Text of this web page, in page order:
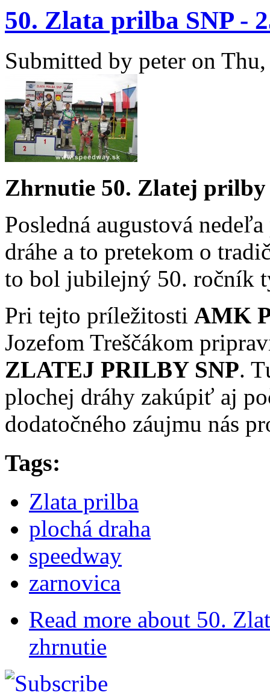
50. Zlata prilba SNP -
Submitted by peter on
Zhrnutie 50. Zlatej prilby
Posledná augustová
dráhe a to pretekom o
to bol jubilejný 50. ročník
Pri tejto príležitosti AMK
Jozefom Treščákom
ZLATEJ PRILBY SNP.
plochej dráhy zakúpiť aj
dodatočného záujmu nás
Tags:
Zlata prilba
plochá draha
speedway
zarnovica
Read more about 50.
zhrnutie